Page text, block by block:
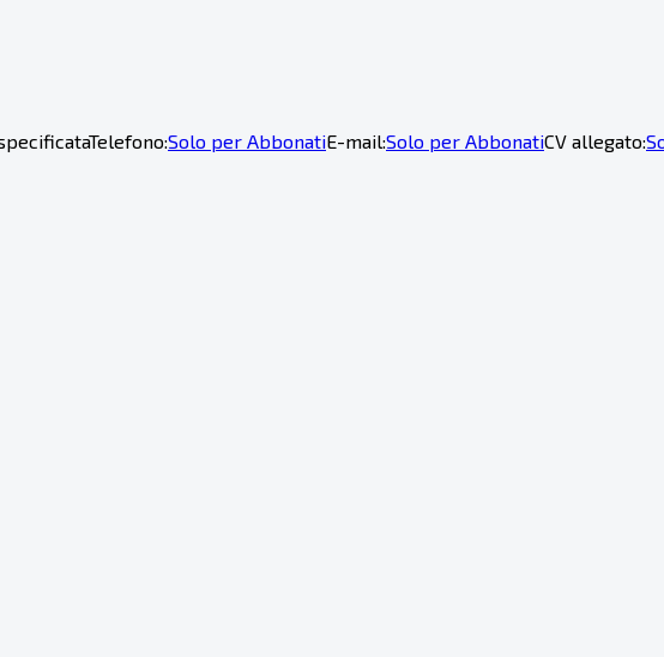
Telefono:Solo per AbbonatiE-mail:Solo per AbbonatiCV allegato: